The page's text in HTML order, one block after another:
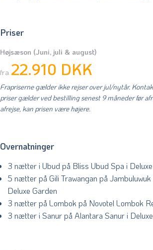
Priser
Højsæson (Juni, juli & august)
fra 22.910 DKK
Frapriserne gælder ikke rejser over jul/nytår.
priser gælder ved bestilling senest 9 måneder før
afrejse, kan prisen være højere.
Overnatninger
3 nætter i Ubud på Bliss Ubud Spa i
5 nætter på Gili Trawangan på
Deluxe Garden
3 nætter på Lombok på Novotel Lombok
3 nætter i Sanur på Alantara Sanur i